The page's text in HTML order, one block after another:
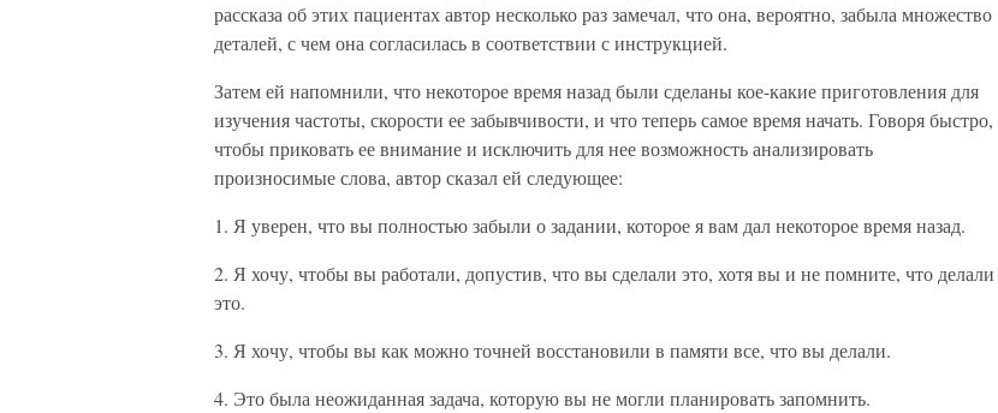
рассказа об этих пациентах автор несколько раз замечал, что она, вероятно, забыла множество
деталей, с чем она согласилась в соответствии с инструкцией.
Затем ей напомнили, что некоторое время назад были сделаны кое-какие приготовления для
изучения частоты, скорости ее забывчивости, и что теперь самое время начать. Говоря быстро,
чтобы приковать ее внимание и исключить для нее возможность анализировать
произносимые слова, автор сказал ей следующее:
1. Я уверен, что вы полностью забыли о задании, которое я вам дал некоторое время назад.
2. Я хочу, чтобы вы работали, допустив, что вы сделали это, хотя вы и не помните, что делали
это.
3. Я хочу, чтобы вы как можно точней восстановили в памяти все, что вы делали.
4. Это была неожиданная задача, которую вы не могли планировать запомнить.